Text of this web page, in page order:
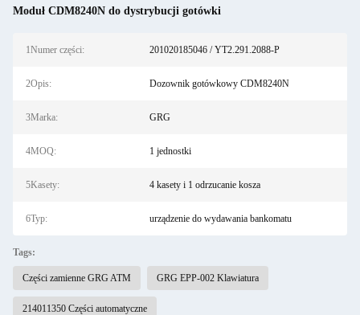
Moduł CDM8240N do dystrybucji gotówki
1Numer części: 201020185046 / YT2.291.2088-P
2Opis: Dozownik gotówkowy CDM8240N
3Marka: GRG
4MOQ: 1 jednostki
5Kasety: 4 kasety i 1 odrzucanie kosza
6Typ: urządzenie do wydawania bankomatu
Tags:
Części zamienne GRG ATM GRG EPP-002 Klawiatura
214011350 Części automatyczne